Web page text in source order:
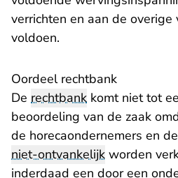
verrichten en aan de
voldoen.
Oordeel rechtbank
De rechtbank komt niet tot
beoordeling van de zaak
de horecaondernemers en
niet-ontvankelijk worden
inderdaad een door een